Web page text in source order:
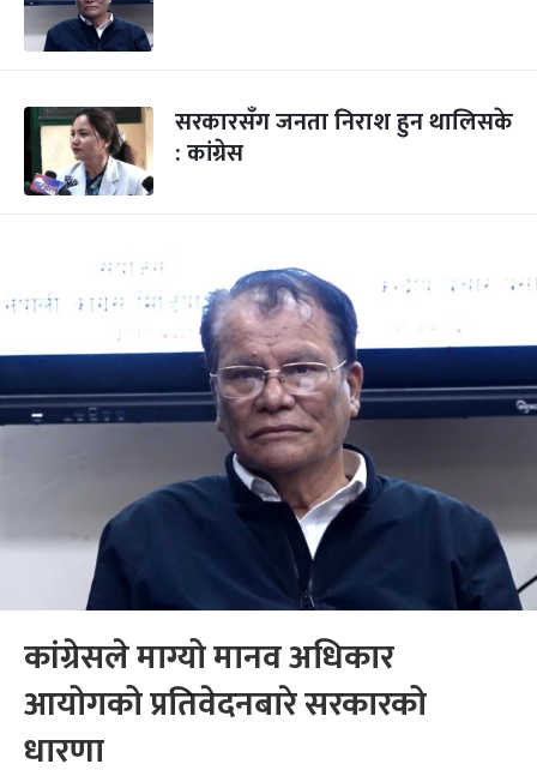
सरकारसँग जनता निराश हुन थालिसके
: कांग्रेस
कांग्रेसले माग्यो मानव अधिकार
आयोगको प्रतिवेदनबारे सरकारको
धारणा